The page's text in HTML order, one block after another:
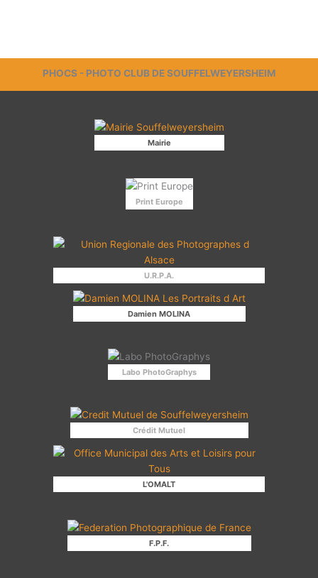
PHOCS - PHOTO CLUB DE SOUFFELWEYERSHEIM
Mairie
Print Europe
U.R.P.A.
Damien MOLINA
Labo PhotoGraphys
Crédit Mutuel
L'OMALT
F.P.F.